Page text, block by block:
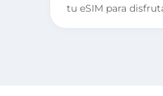
tu eSIM para